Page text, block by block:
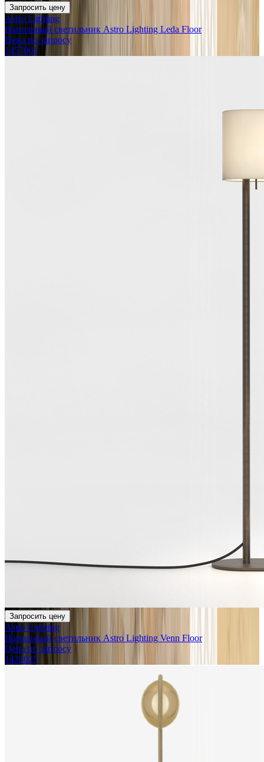
Запросить цену
Astro Lighting
Напольный светильник Astro Lighting Leda Floor
Цена по запросу
1457001
Запросить цену
Astro Lighting
Напольный светильник Astro Lighting Venn Floor
Цена по запросу
1433025